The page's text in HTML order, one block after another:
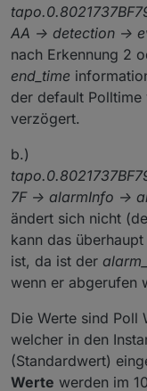
AA -> detection ->
nach Erkennung 2
end_time
der default Polltime
verzögert.
b.)
7F -> alarmInfo ->
ändert sich nicht
kann das
ist, da ist der
wenn er abgerufen
Die Werte sind Poll
welcher in den
(Standardwert)
Werte werden im